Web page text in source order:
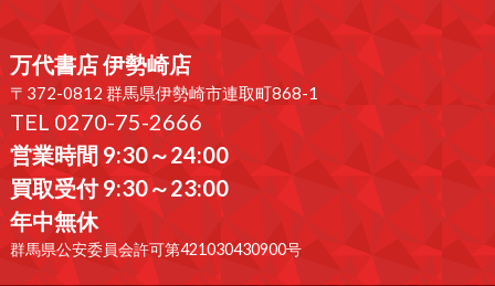
万代書店 伊勢崎店
〒372-0812 群馬県伊勢崎市連取町868-1
TEL 0270-75-2666
営業時間 9:30～24:00
買取受付 9:30～23:00
年中無休
群馬県公安委員会許可第421030430900号